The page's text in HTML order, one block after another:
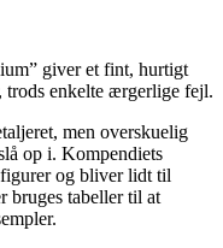
giver et fint, hurtigt
trods enkelte ærgerlige fejl.
men overskuelig
op i. Kompendiets
og bliver lidt til
bruges tabeller til at